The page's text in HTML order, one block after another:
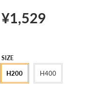
¥1,529
セ
ー
ル
SIZE
H200 H400